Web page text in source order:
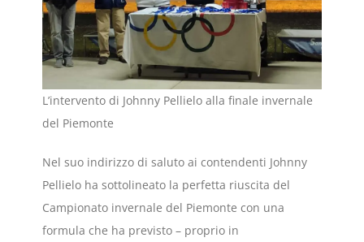
L’intervento di Johnny Pellielo alla finale invernale
del Piemonte
Nel suo indirizzo di saluto ai contendenti Johnny
Pellielo ha sottolineato la perfetta riuscita del
Campionato invernale del Piemonte con una
formula che ha previsto – proprio in